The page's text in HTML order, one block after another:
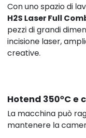
Con uno spazio di
H2S Laser Full
pezzi di grandi
incisione laser,
creative.
Hotend 350°C e
La macchina può
mantenere la